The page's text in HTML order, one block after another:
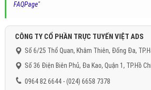
FAQPage"
CÔNG TY CỔ PHẦN TRỰC TUYẾN VIỆT ADS
Số 6/25 Thổ Quan, Khâm Thiên, Đống Đa,
Số 36 Điện Biên Phủ, Đa Kao, Quận 1, TP.Hồ
0964 82 6644 - (024) 6658 7378